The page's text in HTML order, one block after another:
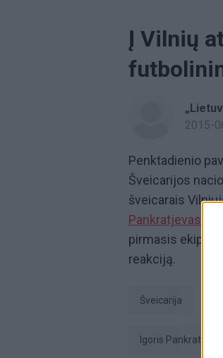
Į Vilnių
2015-
Penktadienio
Šveicarijos
šveicarais
Pankratjevas
pirmasis ekipų
reakciją.
Šveicarija
Igoris Pankratjevas